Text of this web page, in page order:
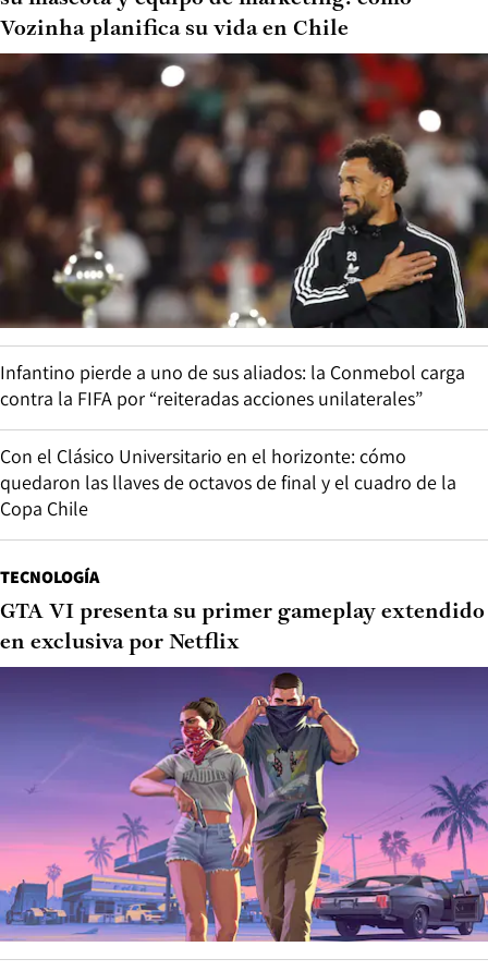
Vozinha planifica su vida en Chile
Infantino pierde a uno de sus aliados: la Conmebol carga
contra la FIFA por “reiteradas acciones unilaterales”
Con el Clásico Universitario en el horizonte: cómo
quedaron las llaves de octavos de final y el cuadro de la
Copa Chile
TECNOLOGÍA
GTA VI presenta su primer gameplay extendido
en exclusiva por Netflix